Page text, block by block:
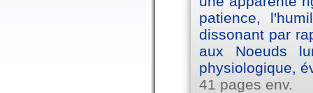
patience,
dissonant par
aux Noeuds
physiologique,
41 pages env.